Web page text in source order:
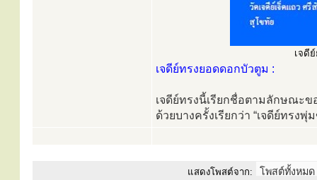
เจดี
เจดีย์ทรงยอดดอกบัวตูม :
เจดีย์ทรงนี้เรียกชื่อตามลักษณะ
ด้วยบางครั้งเรียกว่า “เจดีย์ทร
แสดงโพสต์จาก: